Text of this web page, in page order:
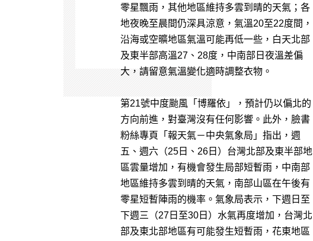
零星飄雨，其他地區維持多雲到晴的天氣；各
地夜晚至晨間仍深具涼意，氣溫20至22度間，
沿海或空曠地區氣溫可能再低一些，白天北部
及東半部高溫27、28度，中南部日夜溫差偏
大，請留意氣溫變化適時調整衣物。
第21號中度颱風「博羅依」，預計仍以偏北的
方向前進，對臺灣沒有任何影響。此外，臉書
粉絲專頁「報天氣－中央氣象局」指出，週
五、週六（25日、26日）台灣北部及東半部地
區雲量增加，有機會發生局部短暫雨，中南部
地區維持多雲到晴的天氣，南部山區在午後有
零星短暫陣雨的機率。氣象局表示，下週日至
下週三（27日至30日）水氣再度增加，台灣北
部及東北部地區有可能發生短暫雨，花東地區